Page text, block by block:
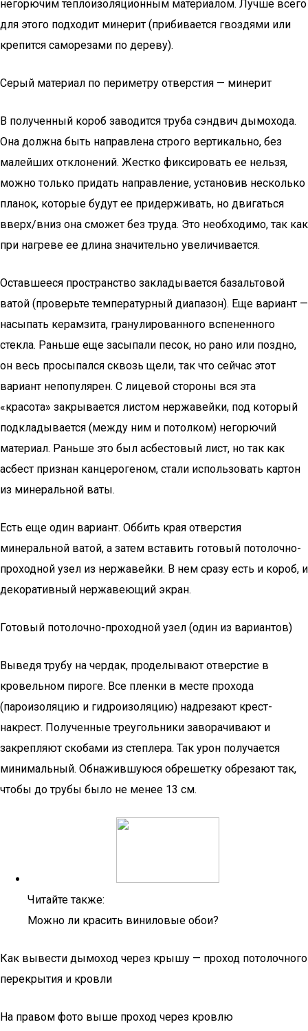
негорючим теплоизоляционным материалом. Лучше всего
для этого подходит минерит (прибивается гвоздями или
крепится саморезами по дереву).
Серый материал по периметру отверстия — минерит
В полученный короб заводится труба сэндвич дымохода.
Она должна быть направлена строго вертикально, без
малейших отклонений. Жестко фиксировать ее нельзя,
можно только придать направление, установив несколько
планок, которые будут ее придерживать, но двигаться
вверх/вниз она сможет без труда. Это необходимо, так как
при нагреве ее длина значительно увеличивается.
Оставшееся пространство закладывается базальтовой
ватой (проверьте температурный диапазон). Еще вариант —
насыпать керамзита, гранулированного вспененного
стекла. Раньше еще засыпали песок, но рано или поздно,
он весь просыпался сквозь щели, так что сейчас этот
вариант непопулярен. С лицевой стороны вся эта
«красота» закрывается листом нержавейки, под который
подкладывается (между ним и потолком) негорючий
материал. Раньше это был асбестовый лист, но так как
асбест признан канцерогеном, стали использовать картон
из минеральной ваты.
Есть еще один вариант. Оббить края отверстия
минеральной ватой, а затем вставить готовый потолочно-
проходной узел из нержавейки. В нем сразу есть и короб, и
декоративный нержавеющий экран.
Готовый потолочно-проходной узел (один из вариантов)
Выведя трубу на чердак, проделывают отверстие в
кровельном пироге. Все пленки в месте прохода
(пароизоляцию и гидроизоляцию) надрезают крест-
накрест. Полученные треугольники заворачивают и
закрепляют скобами из степлера. Так урон получается
минимальный. Обнажившуюся обрешетку обрезают так,
чтобы до трубы было не менее 13 см.
Читайте также:
Можно ли красить виниловые обои?
Как вывести дымоход через крышу — проход потолочного
перекрытия и кровли
На правом фото выше проход через кровлю